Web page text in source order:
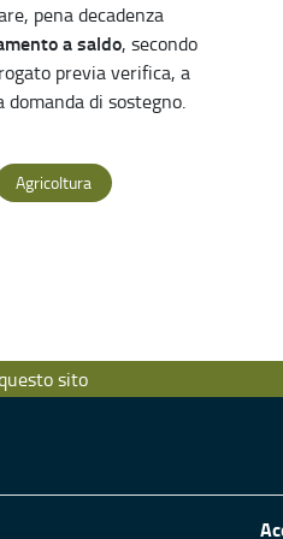
pena decadenza
a saldo, secondo
previa verifica, a
di sostegno.
Agricoltura
sito